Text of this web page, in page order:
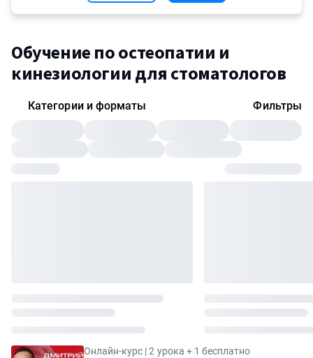
Обучение по остеопатии и
кинезиологии для стоматологов
Категории и форматы Фильтры
Онлайн-курс | 2 урока + 1 бесплатно